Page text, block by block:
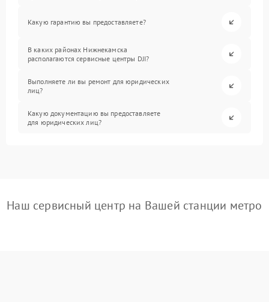
Какую гарантию вы предоставляете?
В каких районах Нижнекамска
располагаются сервисные центры DJI?
Выполняете ли вы ремонт для юридических
лиц?
Какую документацию вы предоставляете
для юридических лиц?
Наш сервисный центр на Вашей станции метро